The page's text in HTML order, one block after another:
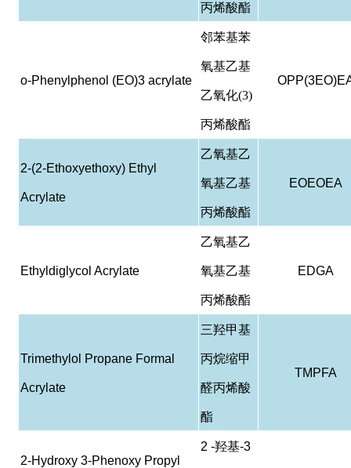
丙烯酸酯
o-Phenylphenol (EO)3 acrylate
邻苯基苯
氧基乙基
乙氧化(3)
丙烯酸酯
2-(2-Ethoxyethoxy) Ethyl
Acrylate
乙氧基乙
氧基乙基
丙烯酸酯
EOEOEA
Ethyldiglycol Acrylate
乙氧基乙
氧基乙基
丙烯酸酯
EDGA
Trimethylol Propane Formal
Acrylate
三羟甲基
丙烷缩甲
醛丙烯酸
酯
TMPFA
2-Hydroxy 3-Phenoxy Propyl
2 -羟基-3